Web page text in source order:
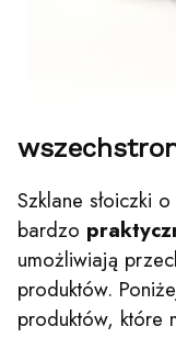
Szklane słoiczki
bardzo
umożliwiają
produktów.
produktów, które